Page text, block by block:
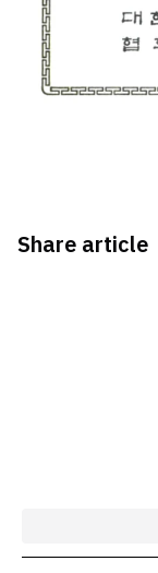
Share article